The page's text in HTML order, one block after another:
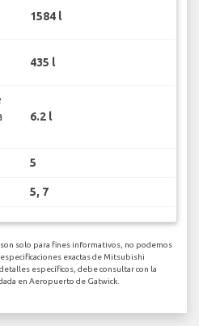
1584 l
435 l
6.2 l
5
5, 7
solo para fines informativos, no podemos
exactas de Mitsubishi
específicos, debe consultar con la
en Aeropuerto de Gatwick.